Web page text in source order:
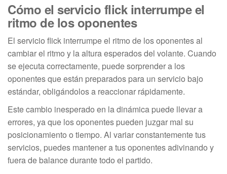
Cómo el servicio flick interrumpe el
ritmo de los oponentes
El servicio flick interrumpe el ritmo de los oponentes al
cambiar el ritmo y la altura esperados del volante. Cuando
se ejecuta correctamente, puede sorprender a los
oponentes que están preparados para un servicio bajo
estándar, obligándolos a reaccionar rápidamente.
Este cambio inesperado en la dinámica puede llevar a
errores, ya que los oponentes pueden juzgar mal su
posicionamiento o tiempo. Al variar constantemente tus
servicios, puedes mantener a tus oponentes adivinando y
fuera de balance durante todo el partido.